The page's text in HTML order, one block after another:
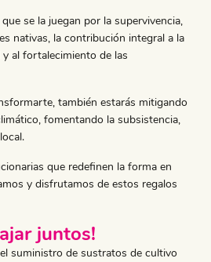
se la juegan por la supervivencia,
nativas, la contribución integral a la
al fortalecimiento de las
también estarás mitigando
fomentando la subsistencia,
que redefinen la forma en
y disfrutamos de estos regalos
juntos!
suministro de sustratos de cultivo